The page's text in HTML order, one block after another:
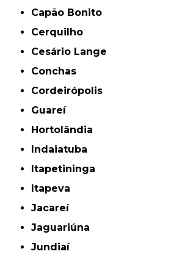
Capão Bonito
Cerquilho
Cesário Lange
Conchas
Cordeirópolis
Guareí
Hortolândia
Indaiatuba
Itapetininga
Itapeva
Jacareí
Jaguariúna
Jundiaí